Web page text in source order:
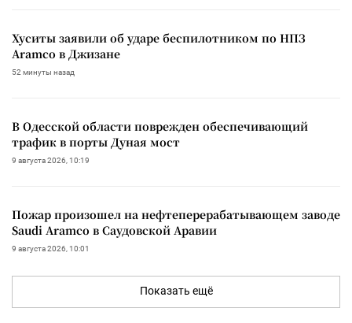
Хуситы заявили об ударе беспилотником по НПЗ
Aramco в Джизане
52 минуты назад
В Одесской области поврежден обеспечивающий
трафик в порты Дуная мост
9 августа 2026, 10:19
Пожар произошел на нефтеперерабатывающем заводе
Saudi Aramco в Саудовской Аравии
9 августа 2026, 10:01
Показать ещё